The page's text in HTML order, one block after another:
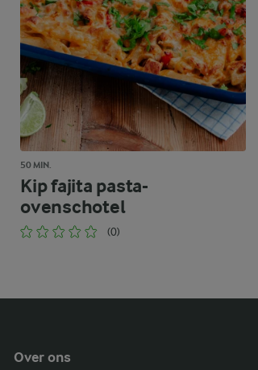
50 MIN.
Kip fajita pasta-
ovenschotel
(0)
Over ons